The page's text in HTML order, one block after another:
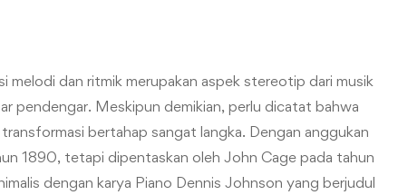
melodi dan ritmik merupakan aspek stereotip dari musik
pendengar. Meskipun demikian, perlu dicatat bahwa
bertahap sangat langka. Dengan anggukan
1890, tetapi dipentaskan oleh John Cage pada tahun
dengan karya Piano Dennis Johnson yang berjudul